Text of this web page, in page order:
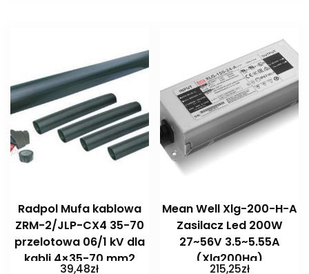
Radpol Mufa kablowa
ZRM-2/JLP-CX4 35-70
przelotowa 06/1 kV dla
kabli 4×35-70 mm2
39,48zł
Mean Well Xlg-200-H-A
Zasilacz Led 200W
27~56V 3.5~5.55A
(Xlg200Ha)
215,25zł